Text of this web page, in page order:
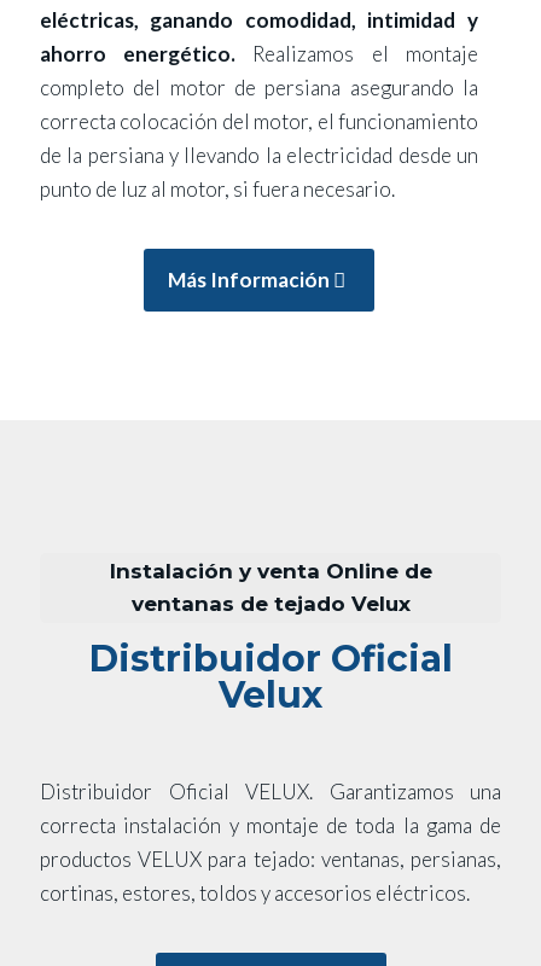
eléctricas, ganando comodidad, intimidad y
ahorro energético. Realizamos el montaje
completo del motor de persiana asegurando la
correcta colocación del motor, el funcionamiento
de la persiana y llevando la electricidad desde un
punto de luz al motor, si fuera necesario.
Más Información
Instalación y venta Online de
ventanas de tejado Velux
Distribuidor Oficial
Velux
Distribuidor Oficial VELUX. Garantizamos una
correcta instalación y montaje de toda la gama de
productos VELUX para tejado: ventanas, persianas,
cortinas, estores, toldos y accesorios eléctricos.